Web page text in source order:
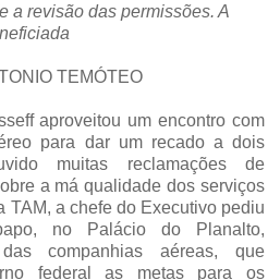
a revisão das permissões. A
TEMÓTEO
aproveitou um encontro com
para dar um recado a dois
muitas reclamações de
a má qualidade dos serviços
TAM, a chefe do Executivo pediu
no Palácio do Planalto,
companhias aéreas, que
federal as metas para os